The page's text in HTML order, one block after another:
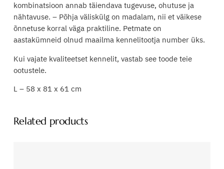
kombinatsioon annab täiendava tugevuse, ohutuse ja
nähtavuse. – Põhja väliskülg on madalam, nii et väikese
õnnetuse korral väga praktiline. Petmate on
aastakümneid olnud maailma kennelitootja number üks.
Kui vajate kvaliteetset kennelit, vastab see toode teie
ootustele.
L – 58 x 81 x 61 cm
Related products